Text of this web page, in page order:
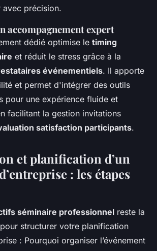
avec précision.
accompagnement expert
dédié optimise le timing
et réduit le stress grâce à la
événementiels. Il apporte
et permet d'intégrer des outils
pour une expérience fluide et
facilitant la gestion invitations
satisfaction participants.
et planification d’un
: les étapes
séminaire professionnel reste la
structurer votre planification
: Pourquoi organiser l’événement